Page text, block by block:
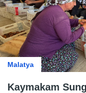
Malatya
Kaymakam